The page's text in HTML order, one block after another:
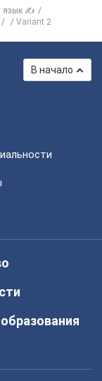
язык ✍
Variant 2
В начало